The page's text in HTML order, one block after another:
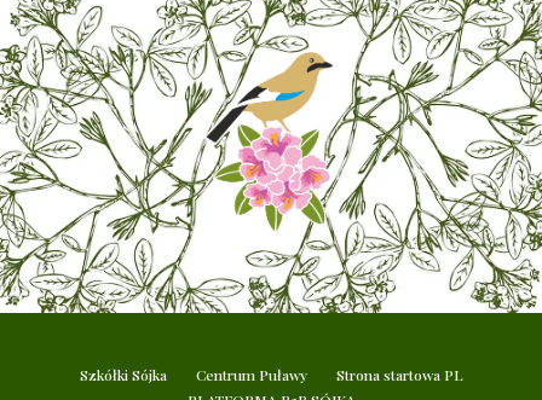
Szkółki Sójka Centrum Puławy
Strona startowa PL